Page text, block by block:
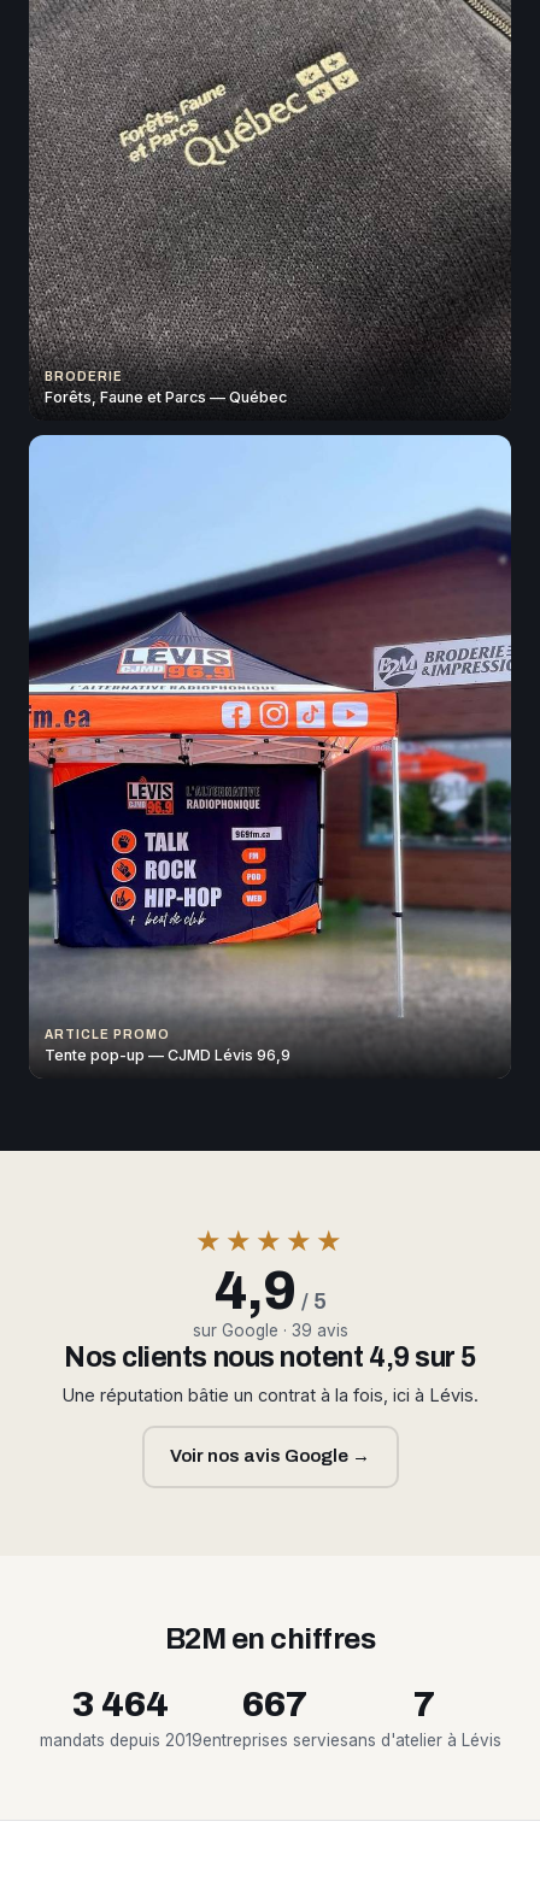
BRODERIE
Forêts, Faune et Parcs — Québec
ARTICLE PROMO
Tente pop-up — CJMD Lévis 96,9
★★★★★
4,9 / 5
sur Google · 39 avis
Nos clients nous notent 4,9 sur 5
Une réputation bâtie un contrat à la fois, ici à Lévis.
Voir nos avis Google →
B2M en chiffres
3 464
mandats depuis 2019
667
entreprises servies
7
ans d'atelier à Lévis